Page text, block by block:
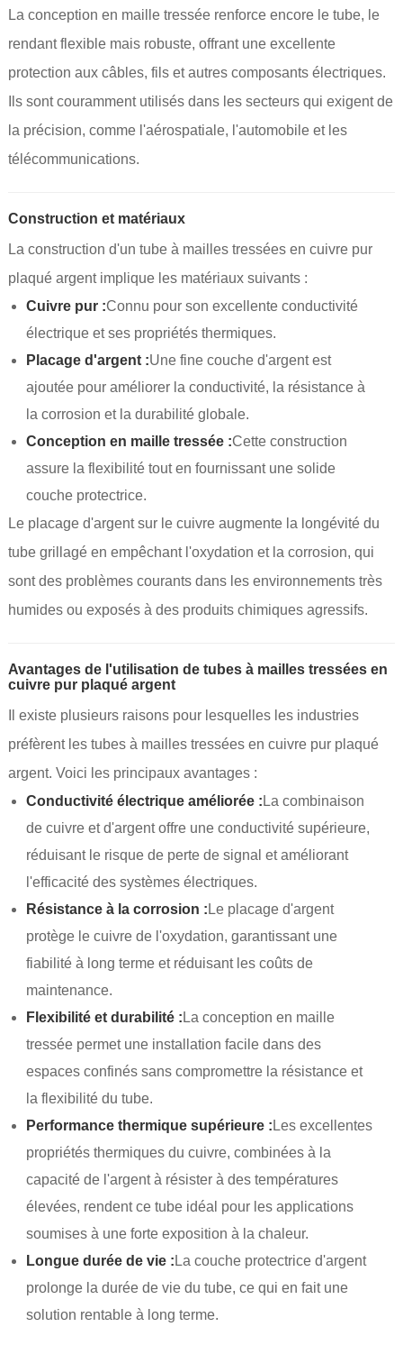
La conception en maille tressée renforce encore le tube, le
rendant flexible mais robuste, offrant une excellente
protection aux câbles, fils et autres composants électriques.
Ils sont couramment utilisés dans les secteurs qui exigent de
la précision, comme l'aérospatiale, l'automobile et les
télécommunications.
Construction et matériaux
La construction d'un tube à mailles tressées en cuivre pur
plaqué argent implique les matériaux suivants :
Cuivre pur :Connu pour son excellente conductivité
électrique et ses propriétés thermiques.
Placage d'argent :Une fine couche d'argent est
ajoutée pour améliorer la conductivité, la résistance à
la corrosion et la durabilité globale.
Conception en maille tressée :Cette construction
assure la flexibilité tout en fournissant une solide
couche protectrice.
Le placage d'argent sur le cuivre augmente la longévité du
tube grillagé en empêchant l'oxydation et la corrosion, qui
sont des problèmes courants dans les environnements très
humides ou exposés à des produits chimiques agressifs.
Avantages de l'utilisation de tubes à mailles tressées en
cuivre pur plaqué argent
Il existe plusieurs raisons pour lesquelles les industries
préfèrent les tubes à mailles tressées en cuivre pur plaqué
argent. Voici les principaux avantages :
Conductivité électrique améliorée :La combinaison
de cuivre et d'argent offre une conductivité supérieure,
réduisant le risque de perte de signal et améliorant
l'efficacité des systèmes électriques.
Résistance à la corrosion :Le placage d'argent
protège le cuivre de l'oxydation, garantissant une
fiabilité à long terme et réduisant les coûts de
maintenance.
Flexibilité et durabilité :La conception en maille
tressée permet une installation facile dans des
espaces confinés sans compromettre la résistance et
la flexibilité du tube.
Performance thermique supérieure :Les excellentes
propriétés thermiques du cuivre, combinées à la
capacité de l'argent à résister à des températures
élevées, rendent ce tube idéal pour les applications
soumises à une forte exposition à la chaleur.
Longue durée de vie :La couche protectrice d'argent
prolonge la durée de vie du tube, ce qui en fait une
solution rentable à long terme.